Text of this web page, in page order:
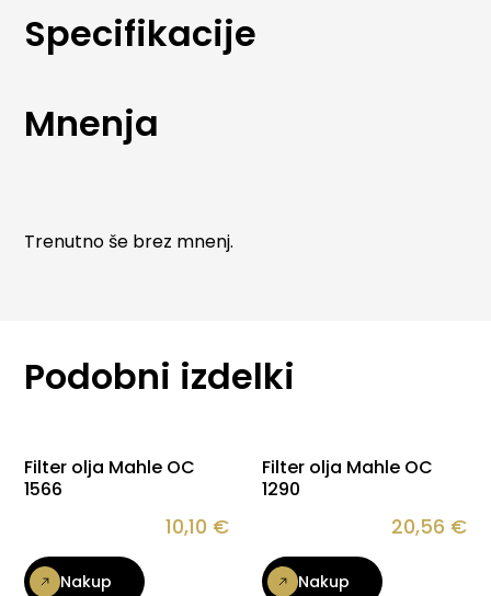
izdelave MAHLE oljni filtri zagotavljajo stabilno
filtracijo skozi celoten servisni interval. Primerni so za
proizvajalcev.
Specifikacije
Mnenja
Trenutno še brez mnenj.
Podobni izdelki
Filter olja Mahle OC
1566
10,10 €
Nakup
Filter olja Mahle OC
1290
20,56 €
Nakup